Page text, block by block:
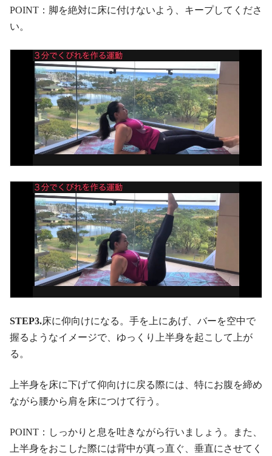
POINT：脚を絶対に床に付けないよう、キープしてくださ
い。
STEP3.床に仰向けになる。手を上にあげ、バーを空中で
握るようなイメージで、ゆっくり上半身を起こして上が
る。
上半身を床に下げて仰向けに戻る際には、特にお腹を締め
ながら腰から肩を床につけて行う。
POINT：しっかりと息を吐きながら行いましょう。また、
上半身をおこした際には背中が真っ直ぐ、垂直にさせてく